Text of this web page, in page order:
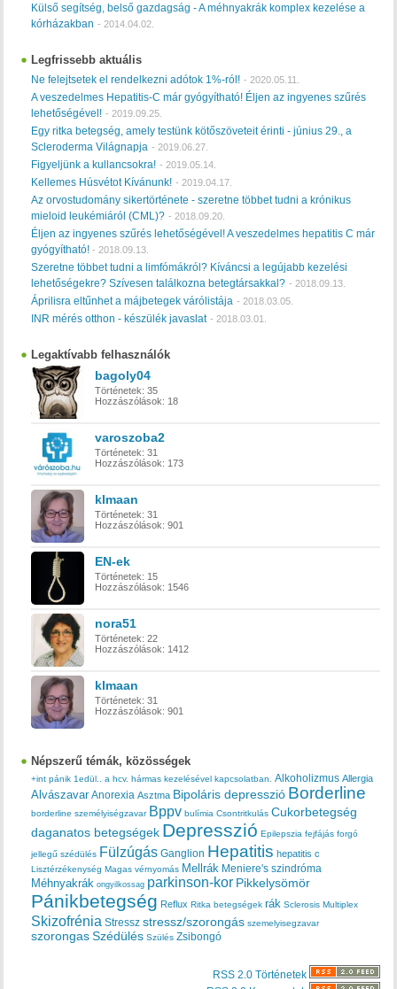
Külső segítség, belső gazdagság - A méhnyakrák komplex kezelése a
kórházakban - 2014.04.02.
Legfrissebb aktuális
Ne felejtsetek el rendelkezni adótok 1%-ról! - 2020.05.11.
A veszedelmes Hepatitis-C már gyógyítható! Éljen az ingyenes szűrés
lehetőségével! - 2019.09.25.
Egy ritka betegség, amely testünk kötőszöveteit érinti - június 29., a
Scleroderma Világnapja - 2019.06.27.
Figyeljünk a kullancsokra! - 2019.05.14.
Kellemes Húsvétot Kívánunk! - 2019.04.17.
Az orvostudomány sikertörténete - szeretne többet tudni a krónikus
mieloid leukémiáról (CML)? - 2018.09.20.
Éljen az ingyenes szűrés lehetőségével! A veszedelmes hepatitis C már
gyógyítható!- 2018.09.13.
Szeretne többet tudni a limfómákról? Kíváncsi a legújabb kezelési
lehetőségekre? Szívesen találkozna betegtársakkal? - 2018.09.13.
Áprilisra eltűnhet a májbetegek várólistája - 2018.03.05.
INR mérés otthon - készülék javaslat - 2018.03.01.
Legaktívabb felhasználók
bagoly04
Történetek: 35
Hozzászólások: 18
varoszoba2
Történetek: 31
Hozzászólások: 173
klmaan
Történetek: 31
Hozzászólások: 901
EN-ek
Történetek: 15
Hozzászólások: 1546
nora51
Történetek: 22
Hozzászólások: 1412
klmaan
Történetek: 31
Hozzászólások: 901
Népszerű témák, közösségek
+int pánik 1edül.. a hcv. hármas kezelésével kapcsolatban. Alkoholizmus Allergia
Alvászavar Anorexia Asztma Bipoláris depresszió Borderline
borderline személyiségzavar Bppv bulímia Csontritkulás Cukorbetegség
daganatos betegségek Depresszió Epilepszia fejfájás forgó
jellegű szédülés Fülzúgás Ganglion Hepatitis hepatitis c
Lisztérzékenység Magas vérnyomás Mellrák Meniere's szindróma
Méhnyakrák ongyilkossag parkinson-kor Pikkelysömör
Pánikbetegség Reflux Ritka betegségek rák Sclerosis Multiplex
Skizofrénia Stressz stressz/szorongás szemelyisegzavar
szorongas Szédülés Szülés Zsibongó
RSS 2.0 Történetek